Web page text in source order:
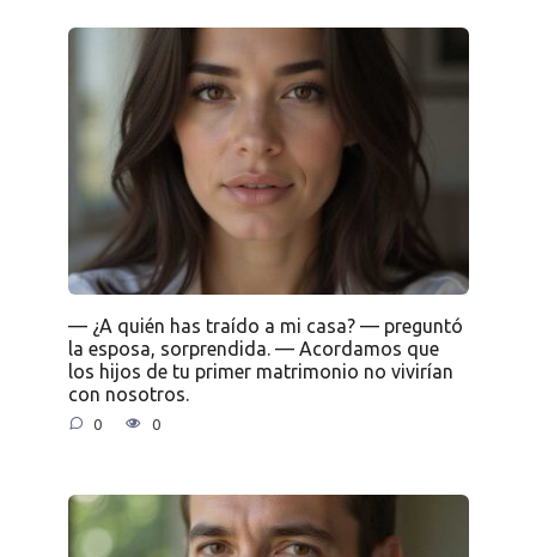
— ¿A quién has traído a mi casa? — preguntó
la esposa, sorprendida. — Acordamos que
los hijos de tu primer matrimonio no vivirían
con nosotros.
0 0